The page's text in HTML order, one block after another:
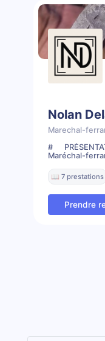
Nolan
Marechal-
#
Maréchal-
📖 7 prestations
Prendre